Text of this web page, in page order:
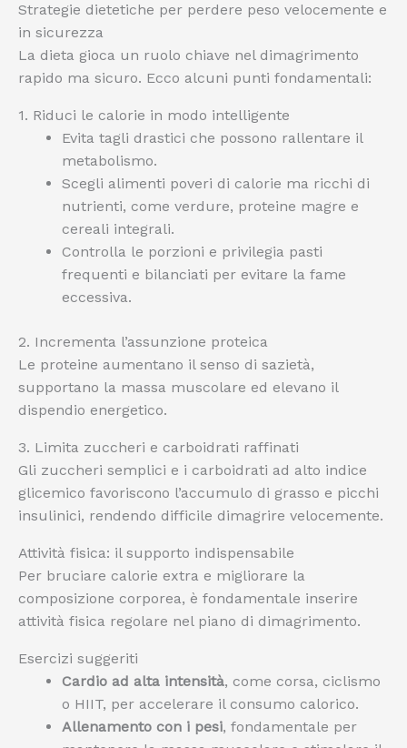
Strategie dietetiche per perdere peso velocemente e
in sicurezza
La dieta gioca un ruolo chiave nel dimagrimento
rapido ma sicuro. Ecco alcuni punti fondamentali:
1. Riduci le calorie in modo intelligente
Evita tagli drastici che possono rallentare il
metabolismo.
Scegli alimenti poveri di calorie ma ricchi di
nutrienti, come verdure, proteine magre e
cereali integrali.
Controlla le porzioni e privilegia pasti
frequenti e bilanciati per evitare la fame
eccessiva.
2. Incrementa l’assunzione proteica
Le proteine aumentano il senso di sazietà,
supportano la massa muscolare ed elevano il
dispendio energetico.
3. Limita zuccheri e carboidrati raffinati
Gli zuccheri semplici e i carboidrati ad alto indice
glicemico favoriscono l’accumulo di grasso e picchi
insulinici, rendendo difficile dimagrire velocemente.
Attività fisica: il supporto indispensabile
Per bruciare calorie extra e migliorare la
composizione corporea, è fondamentale inserire
attività fisica regolare nel piano di dimagrimento.
Esercizi suggeriti
Cardio ad alta intensità, come corsa, ciclismo
o HIIT, per accelerare il consumo calorico.
Allenamento con i pesi, fondamentale per